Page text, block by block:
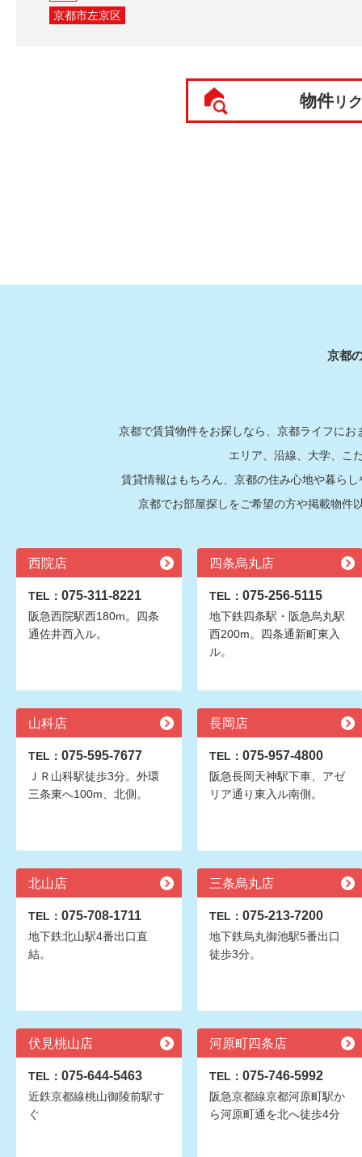
京都市左京区
物件リ
京都
京都で賃貸物件をお探しなら、京都ライフに
エリア、沿線、大学、こ
賃貸情報はもちろん、京都の住み心地や暮ら
京都でお部屋探しをご希望の方や掲載物件
西院店
TEL： 075-311-8221
阪急西院駅西180m。四条
通佐井西入ル。
四条烏丸店
TEL： 075-256-5115
地下鉄四条駅・阪急烏丸駅
西200m。四条通新町東入
ル。
山科店
TEL： 075-595-7677
ＪＲ山科駅徒歩3分。外環
三条東へ100m、北側。
長岡店
TEL： 075-957-4800
阪急長岡天神駅下車、アゼ
リア通り東入ル南側。
北山店
TEL： 075-708-1711
地下鉄北山駅4番出口直
結。
三条烏丸店
TEL： 075-213-7200
地下鉄烏丸御池駅5番出口
徒歩3分。
伏見桃山店
TEL： 075-644-5463
近鉄京都線桃山御陵前駅す
ぐ
河原町四条店
TEL： 075-746-5992
阪急京都線京都河原町駅か
ら河原町通を北へ徒歩4分